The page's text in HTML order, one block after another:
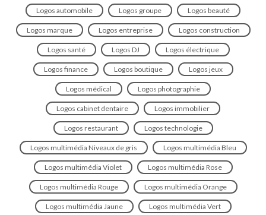
Logos automobile Logos groupe Logos beauté
Logos marque Logos entreprise Logos construction
Logos santé Logos DJ Logos électrique
Logos finance Logos boutique Logos jeux
Logos médical Logos photographie
Logos cabinet dentaire Logos immobilier
Logos restaurant Logos technologie
Logos multimédia Niveaux de gris Logos multimédia Bleu
Logos multimédia Violet Logos multimédia Rose
Logos multimédia Rouge Logos multimédia Orange
Logos multimédia Jaune Logos multimédia Vert